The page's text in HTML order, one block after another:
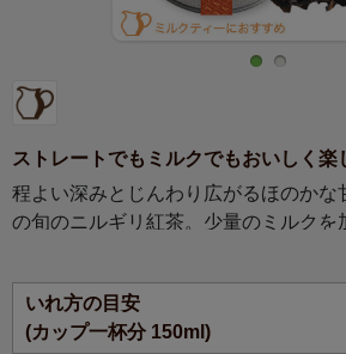
ストレートでもミルクでもおいしく楽
程よい深みとじんわり広がるほのかな
の旬のニルギリ紅茶。少量のミルクを
【お茶の説明】
心地よい深みのあるボディの中に広が
わいは比較的しっかりとしていますが
いれ方の目安
(カップ一杯分 150ml)